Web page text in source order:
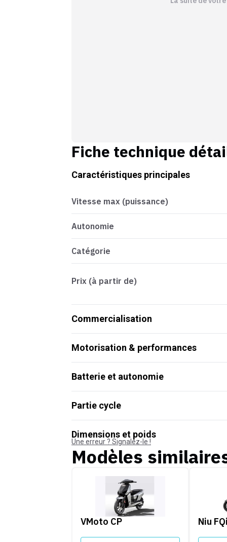
Fiche technique
Caractéristiques principales
Vitesse max (puissance)
Autonomie
Catégorie
Prix (à partir de)
Commercialisation
Motorisation & performances
Batterie et autonomie
Partie cycle
Dimensions et poids
Une erreur ? Signalez-le !
Modèles
VMoto CP Niu